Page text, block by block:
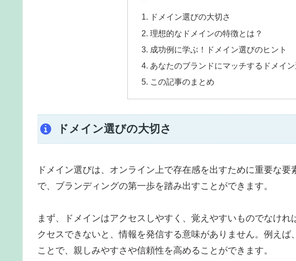
ドメイン選びの大切さ
理想的なドメインの特徴とは？
成功例に学ぶ！ドメイン選びのヒント
あなたのブランドにマッチするドメイ
この記事のまとめ
ドメイン選びの大切さ
ドメイン選びは、オンライン上で存在感を出すために重要な要
で、ブランディングの第一歩を踏み出すことができます。
まず、ドメインはアクセスしやすく、覚えやすいものでなけ
クセスできないと、情報を発信する意味がありません。例えば
ことで、親しみやすさや信頼性を高めることができます。